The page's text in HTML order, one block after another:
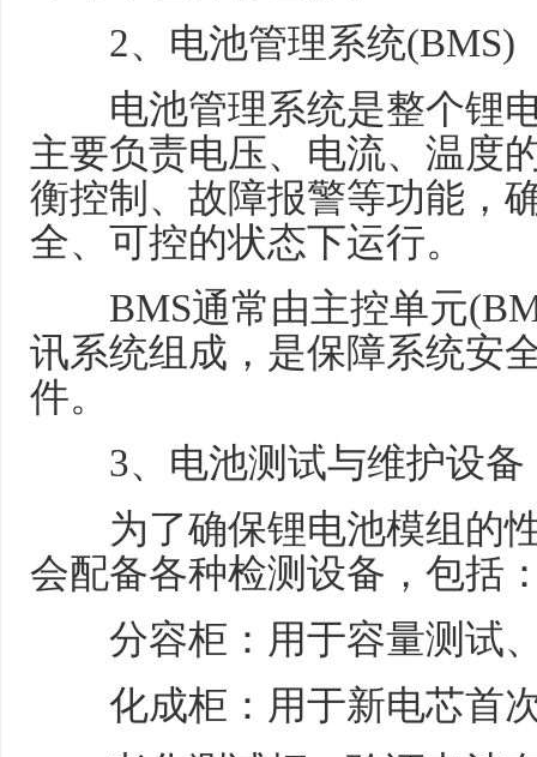
2、电池管理系统(BMS)
电池管理系统是整个锂电
主要负责电压、电流、温度
衡控制、故障报警等功能，
全、可控的状态下运行。
BMS通常由主控单元
讯系统组成，是保障系统安
件。
3、电池测试与维护设备
为了确保锂电池模组的性
会配备各种检测设备，包括
分容柜：用于容量测试、
化成柜：用于新电芯首